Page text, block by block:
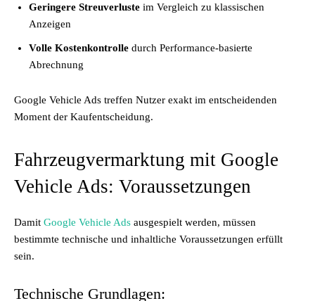
Geringere Streuverluste im Vergleich zu klassischen
Anzeigen
Volle Kostenkontrolle durch Performance-basierte
Abrechnung
Google Vehicle Ads treffen Nutzer exakt im entscheidenden
Moment der Kaufentscheidung.
Fahrzeugvermarktung mit Google
Vehicle Ads: Voraussetzungen
Damit Google Vehicle Ads ausgespielt werden, müssen
bestimmte technische und inhaltliche Voraussetzungen erfüllt
sein.
Technische Grundlagen: